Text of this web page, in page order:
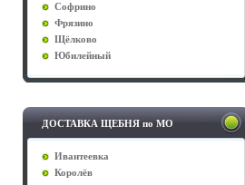
Софрино
Фрязино
Щёлково
Юбилейный
ДОСТАВКА ЩЕБНЯ по МО
Ивантеевка
Королёв